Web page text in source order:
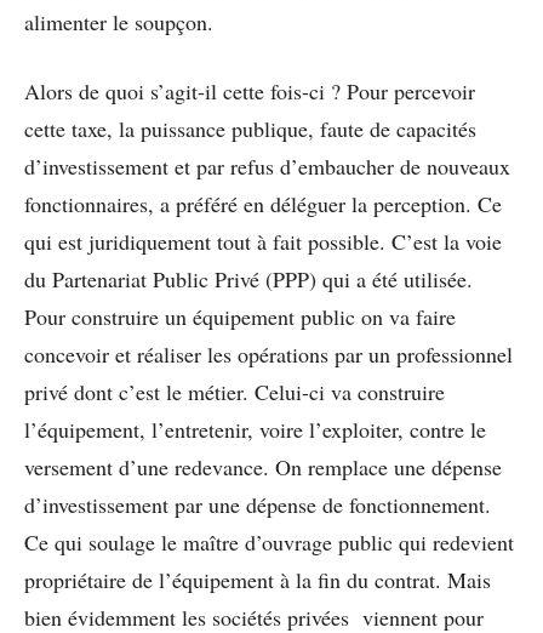
alimenter le soupçon.
Alors de quoi s’agit-il cette fois-ci ? Pour percevoir
cette taxe, la puissance publique, faute de capacités
d’investissement et par refus d’embaucher de nouveaux
fonctionnaires, a préféré en déléguer la perception. Ce
qui est juridiquement tout à fait possible. C’est la voie
du Partenariat Public Privé (PPP) qui a été utilisée.
Pour construire un équipement public on va faire
concevoir et réaliser les opérations par un professionnel
privé dont c’est le métier. Celui-ci va construire
l’équipement, l’entretenir, voire l’exploiter, contre le
versement d’une redevance. On remplace une dépense
d’investissement par une dépense de fonctionnement.
Ce qui soulage le maître d’ouvrage public qui redevient
propriétaire de l’équipement à la fin du contrat. Mais
bien évidemment les sociétés privées viennent pour